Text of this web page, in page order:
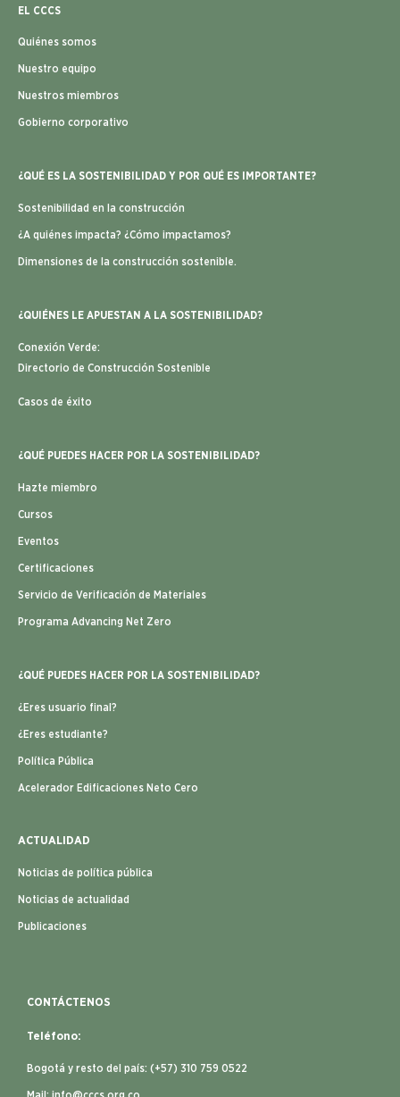
EL CCCS
Quiénes somos
Nuestro equipo
Nuestros miembros
Gobierno corporativo
¿QUÉ ES LA SOSTENIBILIDAD Y POR QUÉ ES IMPORTANTE?
Sostenibilidad en la construcción
¿A quiénes impacta? ¿Cómo impactamos?
Dimensiones de la construcción sostenible.
¿QUIÉNES LE APUESTAN A LA SOSTENIBILIDAD?
Conexión Verde:
Directorio de Construcción Sostenible
Casos de éxito
¿QUÉ PUEDES HACER POR LA SOSTENIBILIDAD?
Hazte miembro
Cursos
Eventos
Certificaciones
Servicio de Verificación de Materiales
Programa Advancing Net Zero
¿QUÉ PUEDES HACER POR LA SOSTENIBILIDAD?
¿Eres usuario final?
¿Eres estudiante?
Política Pública
Acelerador Edificaciones Neto Cero
ACTUALIDAD
Noticias de política pública
Noticias de actualidad
Publicaciones
CONTÁCTENOS
Teléfono:
Bogotá y resto del país: (+57) 310 759 0522